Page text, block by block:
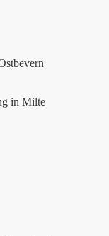
Ostbevern
in Milte